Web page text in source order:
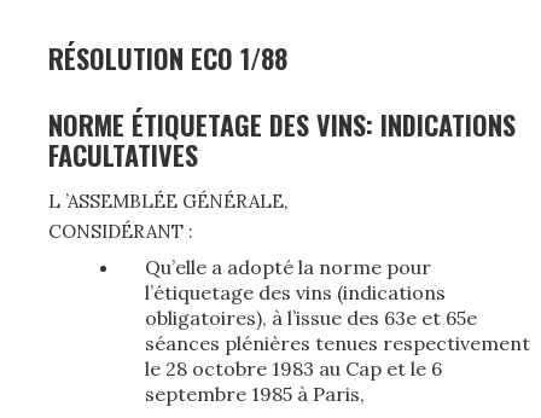
RÉSOLUTION ECO 1/88
NORME ÉTIQUETAGE DES VINS: INDICATIONS
FACULTATIVES
L ’ASSEMBLÉE GÉNÉRALE,
CONSIDÉRANT :
Qu’elle a adopté la norme pour
l’étiquetage des vins (indications
obligatoires), à l’issue des 63e et 65e
séances plénières tenues respectivement
le 28 octobre 1983 au Cap et le 6
septembre 1985 à Paris,